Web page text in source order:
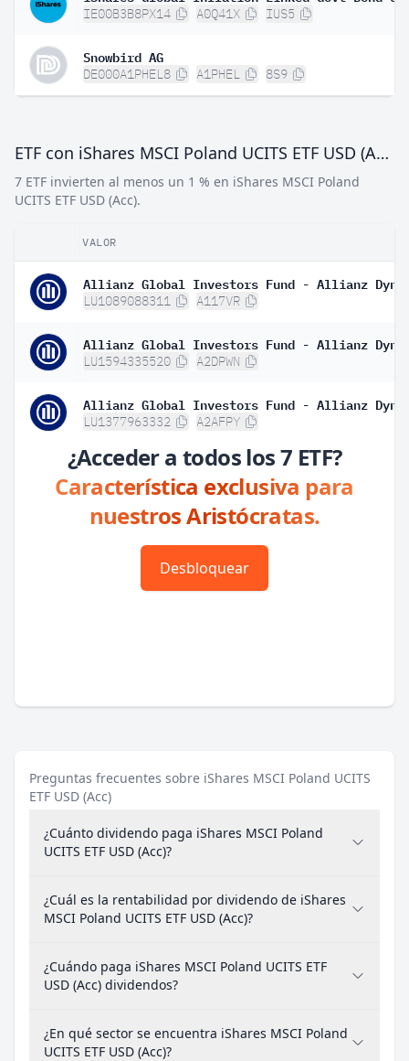
IE00B3B8PX14 A0Q41X IUS5
Snowbird AG
DE000A1PHEL8 A1PHEL 8S9
ETF con iShares MSCI Poland UCITS ETF USD (Acc)
7 ETF invierten al menos un 1 % en iShares MSCI Poland
UCITS ETF USD (Acc).
VALOR
LU1089088311 A117VR
LU1594335520 A2DPWN
LU1377963332 A2AFPY
¿Acceder a todos los 7 ETF?
Característica exclusiva para
nuestros Aristócratas.
Desbloquear
Preguntas frecuentes sobre iShares MSCI Poland UCITS
ETF USD (Acc)
¿Cuánto dividendo paga iShares MSCI Poland
UCITS ETF USD (Acc)?
¿Cuál es la rentabilidad por dividendo de iShares
MSCI Poland UCITS ETF USD (Acc)?
¿Cuándo paga iShares MSCI Poland UCITS ETF
USD (Acc) dividendos?
¿En qué sector se encuentra iShares MSCI Poland
UCITS ETF USD (Acc)?